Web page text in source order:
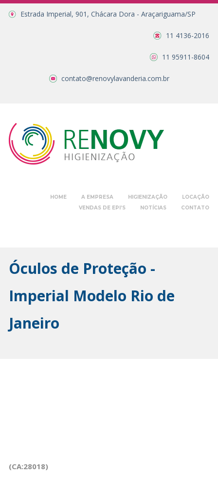
Estrada Imperial, 901, Chácara Dora - Araçariguama/SP
11 4136-2016
11 95911-8604
contato@renovylavanderia.com.br
HOME A EMPRESA HIGIENIZAÇÃO
LOCAÇÃO
VENDAS DE EPI’S
NOTÍCIAS CONTATO
Óculos de Proteção -
Imperial Modelo Rio de
Janeiro
(CA:28018)